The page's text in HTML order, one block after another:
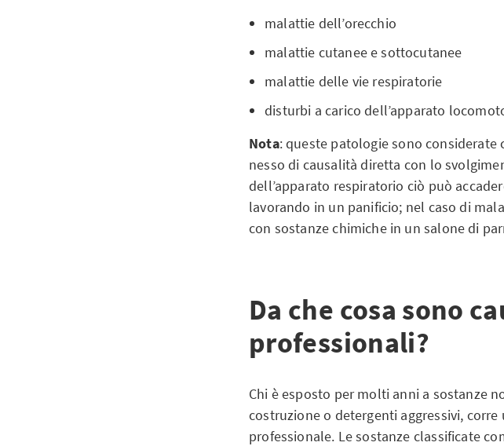
malattie dell’orecchio
malattie cutanee e sottocutanee
malattie delle vie respiratorie
disturbi a carico dell’apparato
Nota: queste patologie sono
nesso di causalità diretta con lo
dell’apparato respiratorio ciò può
lavorando in un panificio; nel caso di
con sostanze chimiche in un salone di
Da che cosa sono
professionali?
Chi è esposto per molti anni a sostanze
costruzione o detergenti aggressivi, corre
professionale. Le sostanze classificate